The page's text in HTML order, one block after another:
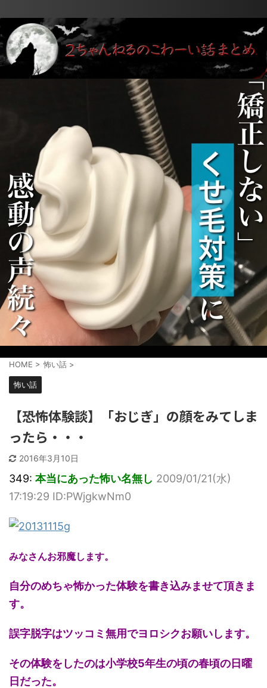
HOME > 怖い話 >
怖い話
【恐怖体験談】「おじぎ」の顔をみてしま
ったら・・・
2016年3月10日
349: 本当にあった怖い名無し 2009/01/21(水)
17:19:29 ID:PWjgkwNm0
みなさんお邪魔します。
自分のめちゃ怖かった体験を書き込みませて頂きま
す。
誤字脱字はツッコミ無用でヨロシクお願いします。
その体験をしたのは小学校5年生の頃の春頃の日曜
日だった。